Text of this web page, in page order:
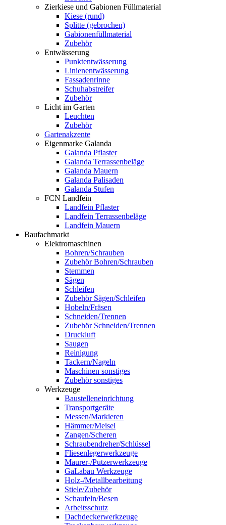
Zierkiese und Gabionen Füllmaterial
Kiese (rund)
Splitte (gebrochen)
Gabionenfüllmaterial
Zubehör
Entwässerung
Punktentwässerung
Linienentwässerung
Fassadenrinne
Schuhabstreifer
Zubehör
Licht im Garten
Leuchten
Zubehör
Gartenakzente
Eigenmarke Galanda
Galanda Pflaster
Galanda Terrassenbeläge
Galanda Mauern
Galanda Palisaden
Galanda Stufen
FCN Landfein
Landfein Pflaster
Landfein Terrassenbeläge
Landfein Mauern
Baufachmarkt
Elektromaschinen
Bohren/Schrauben
Zubehör Bohren/Schrauben
Stemmen
Sägen
Schleifen
Zubehör Sägen/Schleifen
Hobeln/Fräsen
Schneiden/Trennen
Zubehör Schneiden/Trennen
Druckluft
Saugen
Reinigung
Tackern/Nageln
Maschinen sonstiges
Zubehör sonstiges
Werkzeuge
Baustelleneinrichtung
Transportgeräte
Messen/Markieren
Hämmer/Meisel
Zangen/Scheren
Schraubendreher/Schlüssel
Fliesenlegerwerkzeuge
Maurer-/Putzerwerkzeuge
GaLabau Werkzeuge
Holz-/Metallbearbeitung
Stiele/Zubehör
Schaufeln/Besen
Arbeitsschutz
Dachdeckerwerkzeuge